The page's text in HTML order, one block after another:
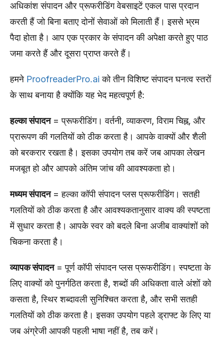
अधिकांश संपादन और प्रूफरीडिंग वेबसाइटें एकल पास प्रदान
करती हैं जो बिना बताए दोनों सेवाओं को मिलाती हैं। इससे भ्रम
पैदा होता है। आप एक प्रकार के संपादन की अपेक्षा करते हुए पाठ
जमा करते हैं और दूसरा प्राप्त करते हैं।
हमने ProofreaderPro.ai को तीन विशिष्ट संपादन घनत्व स्तरों
के साथ बनाया है क्योंकि यह भेद महत्वपूर्ण है:
हल्का संपादन= प्रूफरीडिंग। वर्तनी, व्याकरण, विराम चिह्न, और
प्रारूपण की गलतियों को ठीक करता है। आपके वाक्यों और शैली
को बरकरार रखता है। इसका उपयोग तब करें जब आपका लेखन
मजबूत हो और आपको अंतिम जांच की आवश्यकता हो।
मध्यम संपादन= हल्का कॉपी संपादन प्लस प्रूफरीडिंग। सतही
गलतियों को ठीक करता है और आवश्यकतानुसार वाक्य की स्पष्टता
में सुधार करता है। आपके स्वर को बदले बिना अजीब वाक्यांशों को
चिकना करता है।
व्यापक संपादन= पूर्ण कॉपी संपादन प्लस प्रूफरीडिंग। स्पष्टता के
लिए वाक्यों को पुनर्गठित करता है, शब्दों की अधिकता वाले अंशों को
कसता है, स्थिर शब्दावली सुनिश्चित करता है, और सभी सतही
गलतियों को ठीक करता है। इसका उपयोग पहले ड्राफ्ट के लिए या
जब अंग्रेजी आपकी पहली भाषा नहीं है, तब करें।